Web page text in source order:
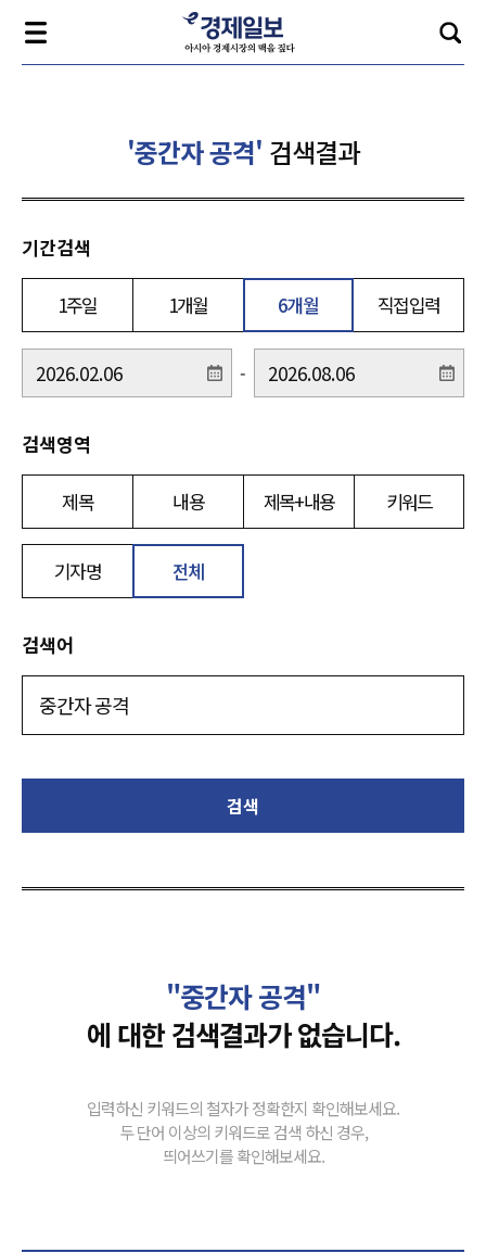
'중간자 공격' 검색결과
기간검색
1주일 1개월 6개월 직접입력
-
검색영역
제목 내용 제목+내용 키워드
기자명 전체
검색어
검색
"중간자 공격"
에 대한 검색결과가 없습니다.
입력하신 키워드의 철자가 정확한지 확인해보세요.
두 단어 이상의 키워드로 검색 하신 경우,
띄어쓰기를 확인해보세요.